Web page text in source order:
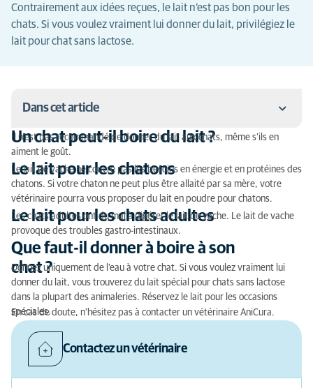
Contrairement aux idées reçues, le lait n’est pas bon pour les
chats. Si vous voulez vraiment lui donner du lait, privilégiez le
lait pour chat sans lactose.
Dans cet article
Un chat peut-il boire du lait ?
Le lait pour les chatons
Le lait pour les chats adultes
Que faut-il donner à boire à son chat ?
Un chat peut-il boire du lait ?
Il n’est pas recommandé de donner du lait aux chats, même s’ils en
aiment le goût.
Le lait pour les chatons
Le lait de vache ne couvre pas les besoins en énergie et en protéines des
chatons. Si votre chaton ne peut plus être allaité par sa mère, votre
vétérinaire pourra vous proposer du lait en poudre pour chatons.
Le lait pour les chats adultes
Les chats adultes ont du mal à digérer le lait de vache. Le lait de vache
provoque des troubles gastro-intestinaux.
Que faut-il donner à boire à son
chat ?
Donnez uniquement de l’eau à votre chat. Si vous voulez vraiment lui
donner du lait, vous trouverez du lait spécial pour chats sans lactose
dans la plupart des animaleries. Réservez le lait pour les occasions
spéciales.
En cas de doute, n’hésitez pas à contacter un vétérinaire AniCura.
Contactez un vétérinaire